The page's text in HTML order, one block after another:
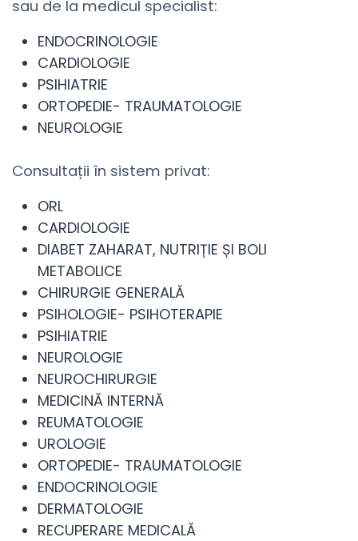
sau de la medicul specialist:
ENDOCRINOLOGIE
CARDIOLOGIE
PSIHIATRIE
ORTOPEDIE- TRAUMATOLOGIE
NEUROLOGIE
Consultații în sistem privat:
ORL
CARDIOLOGIE
DIABET ZAHARAT, NUTRIȚIE ȘI BOLI
METABOLICE
CHIRURGIE GENERALĂ
PSIHOLOGIE- PSIHOTERAPIE
PSIHIATRIE
NEUROLOGIE
NEUROCHIRURGIE
MEDICINĂ INTERNĂ
REUMATOLOGIE
UROLOGIE
ORTOPEDIE- TRAUMATOLOGIE
ENDOCRINOLOGIE
DERMATOLOGIE
RECUPERARE MEDICALĂ